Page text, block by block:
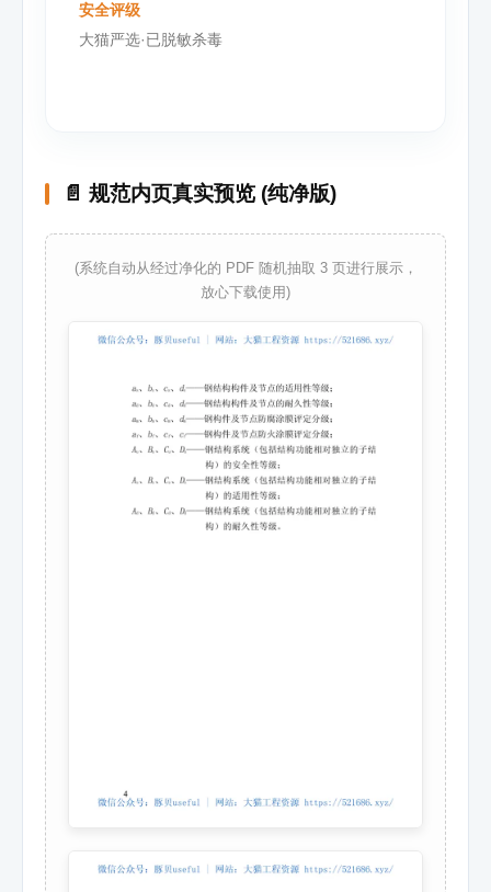
安全评级
大猫严选·已脱敏杀毒
📄 规范内页真实预览 (纯净版)
(系统自动从经过净化的 PDF 随机抽取 3 页进行展示，
放心下载使用)